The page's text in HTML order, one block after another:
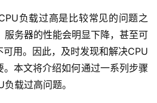
负载过高是比较常见的问题之
服务器的性能会明显下降，甚至可
用。因此，及时发现和解决CPU
本文将介绍如何通过一系列步骤
载过高问题。